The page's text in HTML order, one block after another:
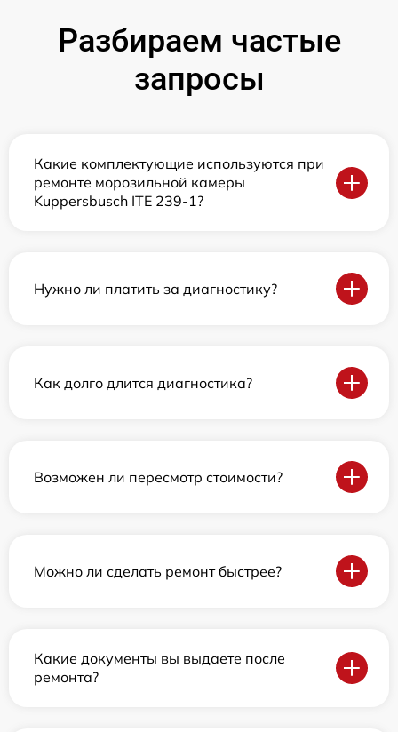
Разбираем частые
запросы
Какие комплектующие используются при
ремонте морозильной камеры
Kuppersbusch ITE 239-1?
Нужно ли платить за диагностику?
Как долго длится диагностика?
Возможен ли пересмотр стоимости?
Можно ли сделать ремонт быстрее?
Какие документы вы выдаете после
ремонта?